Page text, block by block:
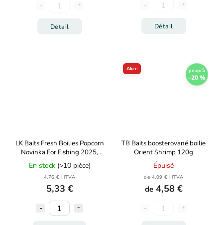
Détail Détail
LK Baits Fresh Boilies Popcorn
Novinka For Fishing 2025,
250ml
En stock (>10 pièce)
4,76 € HTVA
5,33 €
Akce jusqu'à
–20 %
TB Baits boosterované boilie
Orient Shrimp 120g
Épuisé
de 4,09 € HTVA
de4,58 €